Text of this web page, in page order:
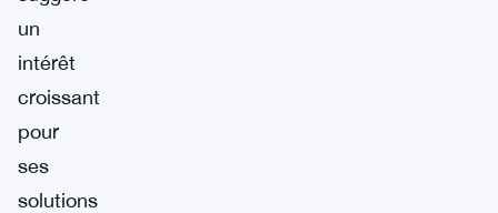
un
intérêt
croissant
pour
ses
solutions